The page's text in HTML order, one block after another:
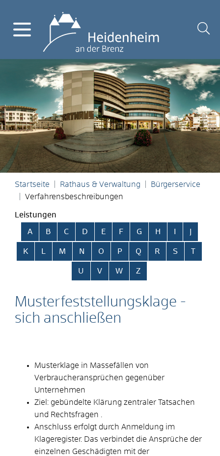
Startseite Rathaus & Verwaltung
Bürgerservice
Verfahrensbeschreibungen
Leistungen
Alphabetisches Register überspringen
A B C D E F G H
K L M N O P Q R S T
U V W Z
Musterfeststellungsklage -
sich anschließen
Musterklage in Massefällen von
Verbraucheransprüchen gegenüber
Unternehmen
Ziel: gebündelte Klärung zentraler Tatsachen
und Rechtsfragen .
Anschluss erfolgt durch Anmeldung im
Klageregister. Das verbindet die Ansprüche der
einzelnen Geschädigten mit der